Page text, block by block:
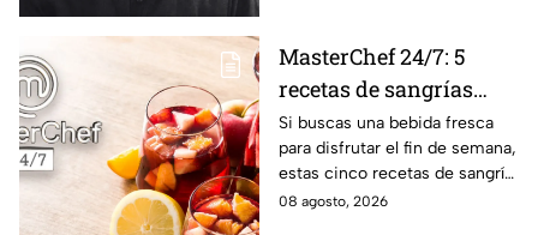
MasterChef 24/7: 5
recetas de sangrías
refrescantes y
deliciosas para el fin de
semana
Si buscas una bebida fresca
para disfrutar el fin de semana,
estas cinco recetas de sangría
son una opción sencilla, frutal
08 agosto, 2026